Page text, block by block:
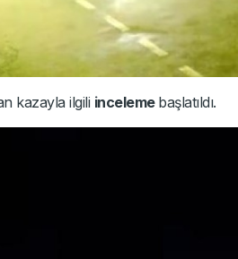
kazayla ilgili inceleme başlatıldı.